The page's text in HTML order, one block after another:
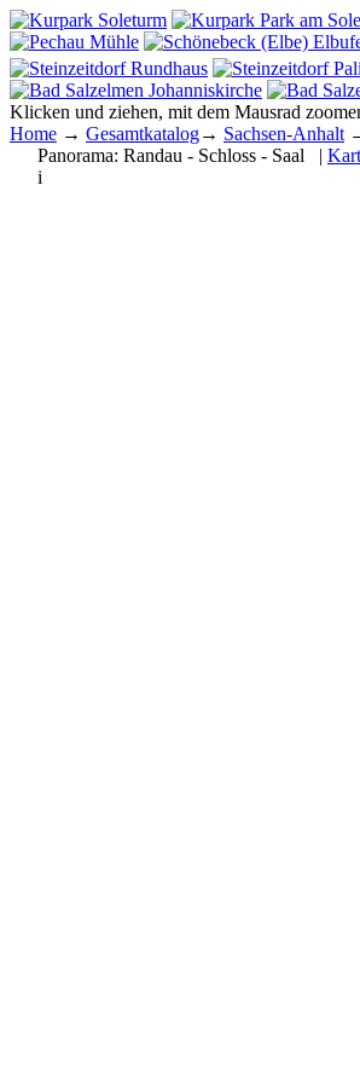
Klicken und ziehen, mit dem Mausrad
Home → Gesamtkatalog→ Sachsen-Anhalt
Panorama: Randau - Schloss - Saal |
i